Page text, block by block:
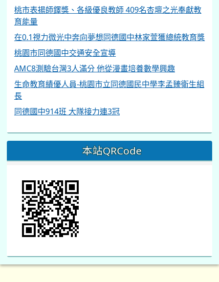
桃市表揚師鐸獎、各級優良教師 409名杏壇之光奉獻教
育能量
在0.1視力微光中奔向夢想同德國中林家萱獲總統教育獎
桃園市同德國中交通安全宣導
AMC8測驗台灣3人滿分 他從漫畫培養數學興趣
生命教育績優人員-桃園市立同德國民中學李孟臻衛生組
長
同德國中914班 大隊接力連3冠
本站QRCode